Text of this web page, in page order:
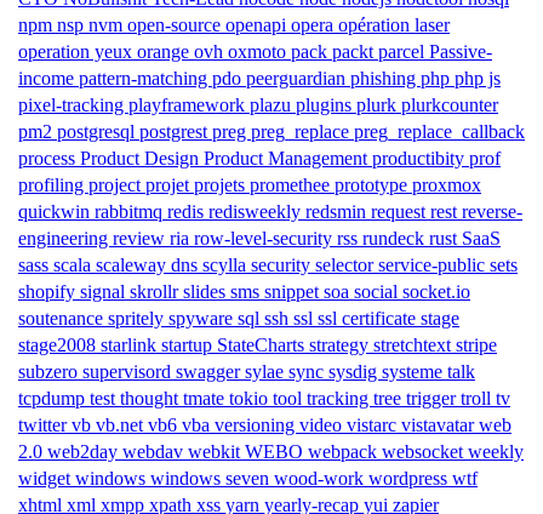
npm nsp nvm open-source openapi opera opération laser
operation yeux orange ovh oxmoto pack packt parcel Passive-
income pattern-matching pdo peerguardian phishing php php js
pixel-tracking playframework plazu plugins plurk plurkcounter
pm2 postgresql postgrest preg preg_replace preg_replace_callback
process Product Design Product Management productibity prof
profiling project projet projets promethee prototype proxmox
quickwin rabbitmq redis redisweekly redsmin request rest reverse-
engineering review ria row-level-security rss rundeck rust SaaS
sass scala scaleway dns scylla security selectorservice-public sets
shopify signal skrollrslides sms snippet soa social socket.io
soutenance spritely spyware sql ssh ssl ssl certificate stage
stage2008 starlink startup StateCharts strategy stretchtext stripe
subzero supervisord swaggersylae sync sysdig systeme talk
tcpdump test thought tmate tokio tool tracking tree triggertroll tv
twittervb vb.net vb6 vba versioning video vistarc vistavatarweb
2.0 web2day webdav webkit WEBO webpack websocket weekly
widget windows windows seven wood-work wordpress wtf
xhtml xml xmpp xpath xss yarn yearly-recap yui zapier